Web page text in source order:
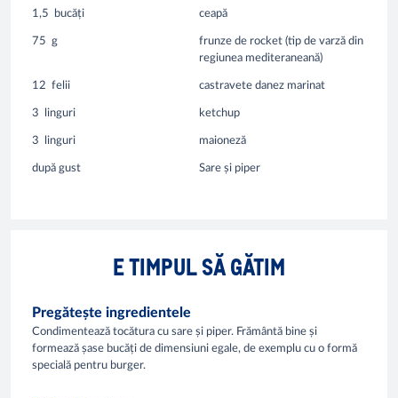
1,5 bucăți ceapă
75 g
frunze de rocket (tip de varză din
regiunea mediteraneană)
12 felii castravete danez marinat
3 linguri ketchup
3 linguri maioneză
după gust Sare și piper
E TIMPUL SĂ GĂTIM
Pregătește ingredientele
Condimentează tocătura cu sare și piper. Frământă bine și
formează șase bucăți de dimensiuni egale, de exemplu cu o formă
specială pentru burger.